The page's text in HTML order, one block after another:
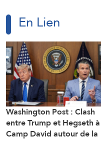
En Lien
Washington Post : Clash
entre Trump et Hegseth à
Camp David autour de la